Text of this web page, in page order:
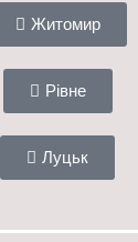
Житомир
Рівне
Луцьк